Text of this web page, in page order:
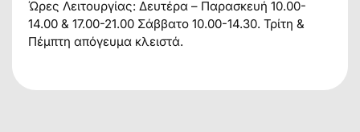
Ώρες Λειτουργίας: Δευτέρα – Παρασκευή 10.00-
14.00 & 17.00-21.00 Σάββατο 10.00-14.30. Τρίτη &
Πέμπτη απόγευμα κλειστά.